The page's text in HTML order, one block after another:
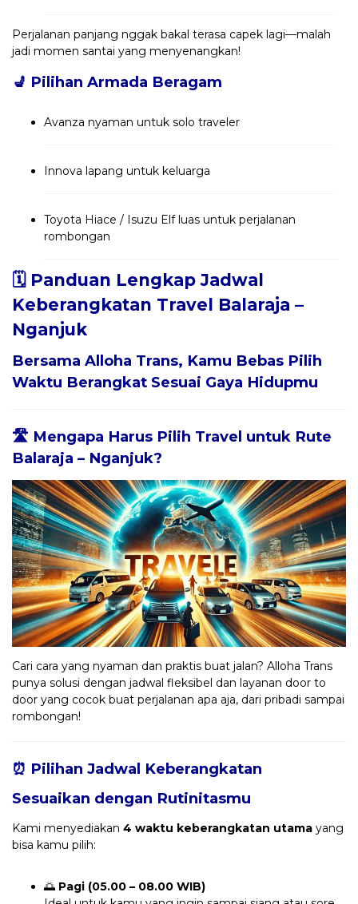
Perjalanan panjang nggak bakal terasa capek lagi—malah
jadi momen santai yang menyenangkan!
💺 Pilihan Armada Beragam
Avanza nyaman untuk solo traveler
Innova lapang untuk keluarga
Toyota Hiace / Isuzu Elf luas untuk perjalanan
rombongan
🗓️ Panduan Lengkap Jadwal
Keberangkatan Travel Balaraja –
Nganjuk
Bersama Alloha Trans, Kamu Bebas Pilih
Waktu Berangkat Sesuai Gaya Hidupmu
🛣️ Mengapa Harus Pilih Travel untuk Rute
Balaraja – Nganjuk?
Cari cara yang nyaman dan praktis buat jalan? Alloha Trans
punya solusi dengan jadwal fleksibel dan layanan door to
door yang cocok buat perjalanan apa aja, dari pribadi sampai
rombongan!
⏰ Pilihan Jadwal Keberangkatan
Sesuaikan dengan Rutinitasmu
Kami menyediakan 4 waktu keberangkatan utama yang
bisa kamu pilih:
🌅 Pagi (05.00 – 08.00 WIB)